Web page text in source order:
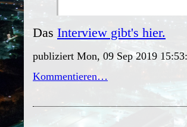
Das Interview gibt's hier.
publiziert Mon, 09 Sep 2019
Kommentieren…